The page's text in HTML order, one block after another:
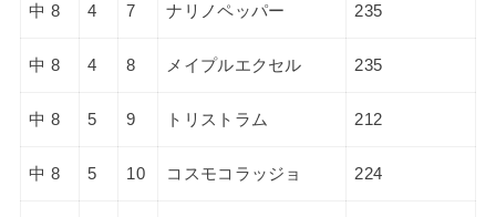
中 8 4 7 ナリノペッパー 235
中 8 4 8 メイプルエクセル 235
中 8 5 9 トリストラム 212
中 8 5 10 コスモコラッジョ 224